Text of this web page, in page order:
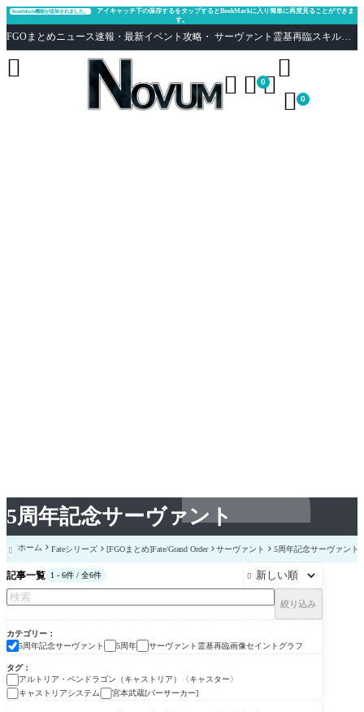
5周年記念サーヴァント
BookMark機能が追加されました。
アイキャッチ下の保存するをタップするとBookMarkに入り簡単に再度見ることができま
す。
FGOまとめニュース速報・最新イベント攻略・ サーヴァント霊基再臨スキル性能評価まとめ Fate/Grand Order
  0

 0

 ホーム Fateシリーズ [FGOまとめ]Fate/Grand Order サーヴァント 5周年記念サーヴァント
記事一覧 1 - 6件 / 全6件 
絞り込み
カテゴリー
5周年記念サーヴァント
5周年 サーヴァント霊基再臨画像セイントグラフ
タグ
アルトリア・ペンドラゴン（キャストリア）〈キャスター〉
キャストリアシステム
宮本武蔵[バーサーカー]
5周年